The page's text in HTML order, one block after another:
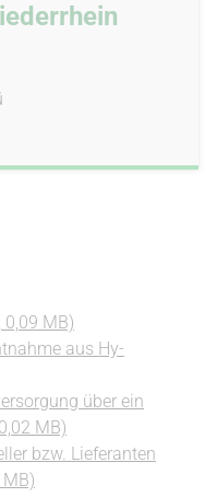
0,09 MB)
aus Hy­
über ein
MB)
bzw. Lie­fe­ranten